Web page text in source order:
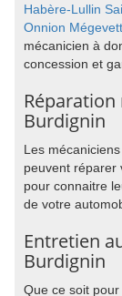
Habère-Lullin
Onnion
mécanicien à
concession et
Burdignin
Les
peuvent réparer
pour connaitre
de votre
Entretien
Burdignin
Que ce soit